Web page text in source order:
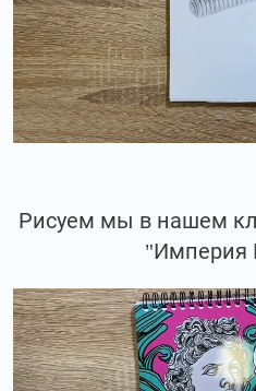
Рисуем мы в нашем
"Империя